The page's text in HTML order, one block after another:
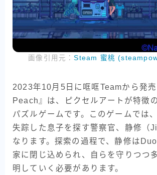
画像引用元：Steam 蜜桃
2023年10月5日に哐哐Teamから発
Peach』は、ピクセルアートが特徴
パズルゲームです。このゲームでは
失踪した息子を探す警察官、静修（
なります。探索の過程で、静修は
家に閉じ込められ、自らを守りつつ
明していく必要があります。